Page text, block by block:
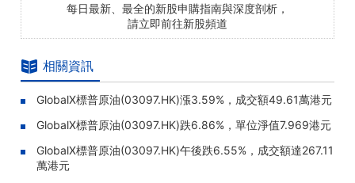
每日最新、最全的新股申購指南與深度剖析，
請立即前往新股頻道
相關資訊
GlobalX標普原油(03097.HK)漲3.59%，成交額49.61萬港元
GlobalX標普原油(03097.HK)跌6.86%，單位淨值7.969港元
GlobalX標普原油(03097.HK)午後跌6.55%，成交額達267.11
萬港元